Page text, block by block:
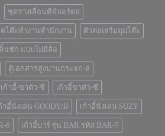
ชุดรางเลื่อนคีย์บอร์ดย
โต๊ะทำงานสำนักงาน ตัวต่อเสริมมุมโต๊ะ
นชัก แบบไม่มีล้อ
ตู้เอกสารสูงบานกระจก-ล่
เก้าอี้-ขาตัว-ซี เก้าอี้ขาตัว-ซี
าอี้นั่งเล่น GOODY/B เก้าอี้นั่งเล่น SUZY
6 เก้าอี้บาร์ รุ่น BAR รหัส BAR-7